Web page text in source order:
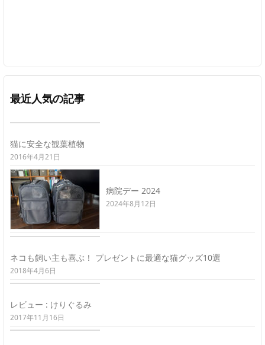
最近人気の記事
猫に安全な観葉植物
2016年4月21日
病院デー 2024
2024年8月12日
ネコも飼い主も喜ぶ！ プレゼントに最適な猫グッズ10選
2018年4月6日
レビュー : けりぐるみ
2017年11月16日